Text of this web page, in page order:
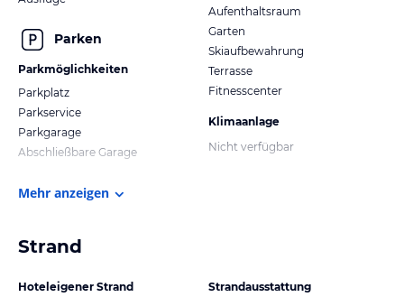
Parken
Parkmöglichkeiten
Parkplatz
Parkservice
Parkgarage
Abschließbare Garage
Aufenthaltsraum
Garten
Skiaufbewahrung
Terrasse
Fitnesscenter
Klimaanlage
Nicht verfügbar
Mehr anzeigen
Strand
Hoteleigener Strand
Strandausstattung